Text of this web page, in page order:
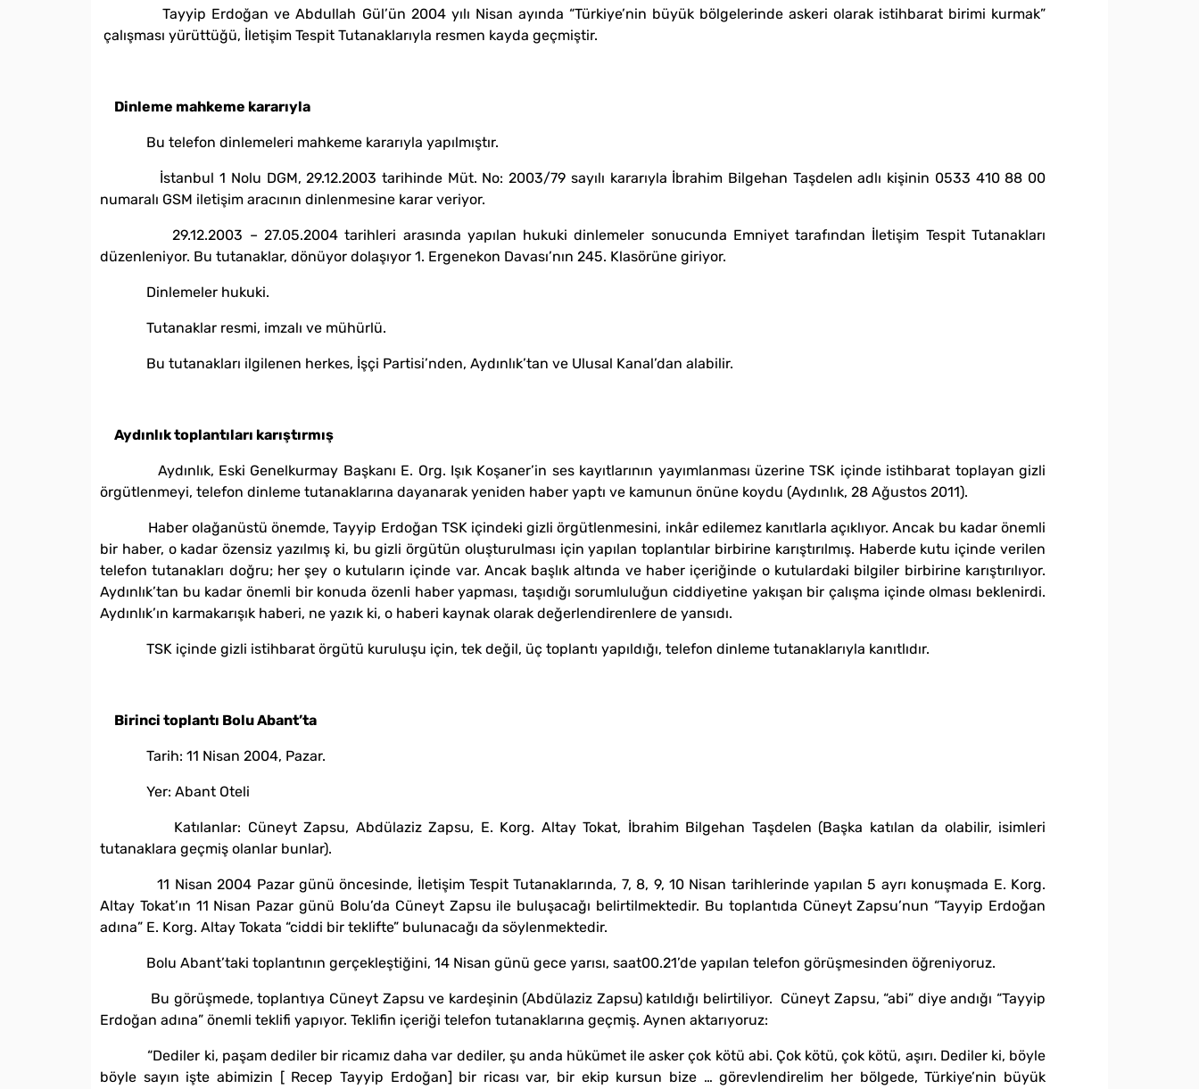
Tayyip Erdoğan ve Abdullah Gül’ün 2004 yılı Nisan ayında “Türkiye’nin büyük bölgelerinde askeri olarak istihbarat birimi kurmak”
çalışması yürüttüğü, İletişim Tespit Tutanaklarıyla resmen kayda geçmiştir.
Dinleme mahkeme kararıyla
Bu telefon dinlemeleri mahkeme kararıyla yapılmıştır.
İstanbul 1 Nolu DGM, 29.12.2003 tarihinde Müt. No: 2003/79 sayılı kararıyla İbrahim Bilgehan Taşdelen adlı kişinin 0533 410 88 00
numaralı GSM iletişim aracının dinlenmesine karar veriyor.
29.12.2003 – 27.05.2004 tarihleri arasında yapılan hukuki dinlemeler sonucunda Emniyet tarafından İletişim Tespit Tutanakları
düzenleniyor. Bu tutanaklar, dönüyor dolaşıyor 1. Ergenekon Davası’nın 245. Klasörüne giriyor.
Dinlemeler hukuki.
Tutanaklar resmi, imzalı ve mühürlü.
Bu tutanakları ilgilenen herkes, İşçi Partisi’nden, Aydınlık’tan ve Ulusal Kanal’dan alabilir.
Aydınlık toplantıları karıştırmış
Aydınlık, Eski Genelkurmay Başkanı E. Org. Işık Koşaner’in ses kayıtlarının yayımlanması üzerine TSK içinde istihbarat toplayan gizli
örgütlenmeyi, telefon dinleme tutanaklarına dayanarak yeniden haber yaptı ve kamunun önüne koydu (Aydınlık, 28 Ağustos 2011).
Haber olağanüstü önemde, Tayyip Erdoğan TSK içindeki gizli örgütlenmesini, inkâr edilemez kanıtlarla açıklıyor. Ancak bu kadar önemli
bir haber, o kadar özensiz yazılmış ki, bu gizli örgütün oluşturulması için yapılan toplantılar birbirine karıştırılmış. Haberde kutu içinde verilen
telefon tutanakları doğru; her şey o kutuların içinde var. Ancak başlık altında ve haber içeriğinde o kutulardaki bilgiler birbirine karıştırılıyor.
Aydınlık’tan bu kadar önemli bir konuda özenli haber yapması, taşıdığı sorumluluğun ciddiyetine yakışan bir çalışma içinde olması beklenirdi.
Aydınlık’ın karmakarışık haberi, ne yazık ki, o haberi kaynak olarak değerlendirenlere de yansıdı.
TSK içinde gizli istihbarat örgütü kuruluşu için, tek değil, üç toplantı yapıldığı, telefon dinleme tutanaklarıyla kanıtlıdır.
Birinci toplantı Bolu Abant’ta
Tarih: 11 Nisan 2004, Pazar.
Yer: Abant Oteli
Katılanlar: Cüneyt Zapsu, Abdülaziz Zapsu, E. Korg. Altay Tokat, İbrahim Bilgehan Taşdelen (Başka katılan da olabilir, isimleri
tutanaklara geçmiş olanlar bunlar).
11 Nisan 2004 Pazar günü öncesinde, İletişim Tespit Tutanaklarında, 7, 8, 9, 10 Nisan tarihlerinde yapılan 5 ayrı konuşmada E. Korg.
Altay Tokat’ın 11 Nisan Pazar günü Bolu’da Cüneyt Zapsu ile buluşacağı belirtilmektedir. Bu toplantıda Cüneyt Zapsu’nun “Tayyip Erdoğan
adına” E. Korg. Altay Tokata “ciddi bir teklifte” bulunacağı da söylenmektedir.
Bolu Abant’taki toplantının gerçekleştiğini, 14 Nisan günü gece yarısı, saat00.21’de yapılan telefon görüşmesinden öğreniyoruz.
Bu görüşmede, toplantıya Cüneyt Zapsu ve kardeşinin (Abdülaziz Zapsu) katıldığı belirtiliyor. Cüneyt Zapsu, “abi” diye andığı “Tayyip
Erdoğan adına” önemli teklifi yapıyor. Teklifin içeriği telefon tutanaklarına geçmiş. Aynen aktarıyoruz:
“Dediler ki, paşam dediler bir ricamız daha var dediler, şu anda hükümet ile asker çok kötü abi. Çok kötü, çok kötü, aşırı. Dediler ki, böyle
böyle sayın işte abimizin [ Recep Tayyip Erdoğan] bir ricası var, bir ekip kursun bize … görevlendirelim her bölgede, Türkiye’nin büyük